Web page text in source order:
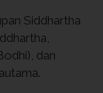
Siddhartha
dan